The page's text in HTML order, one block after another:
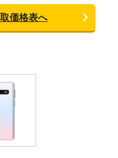
価格表へ